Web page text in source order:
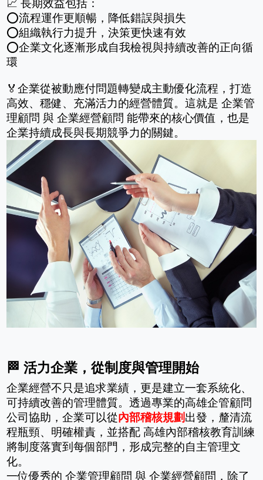
📈 長期效益包括：
⭕流程運作更順暢，降低錯誤與損失
⭕組織執行力提升，決策更快速有效
⭕企業文化逐漸形成自我檢視與持續改善的正向循
環
🏅企業從被動應付問題轉變成主動優化流程，打造
高效、穩健、充滿活力的經營體質。這就是 企業管
理顧問 與 企業經營顧問 能帶來的核心價值，也是
企業持續成長與長期競爭力的關鍵。
🏁 活力企業，從制度與管理開始
企業經營不只是追求業績，更是建立一套系統化、
可持續改善的管理體質。透過專業的高雄企管顧問
公司協助，企業可以從內部稽核規劃出發，釐清流
程瓶頸、明確權責，並搭配 高雄內部稽核教育訓練
將制度落實到每個部門，形成完整的自主管理文
化。
一位優秀的 企業管理顧問 與 企業經營顧問，除了